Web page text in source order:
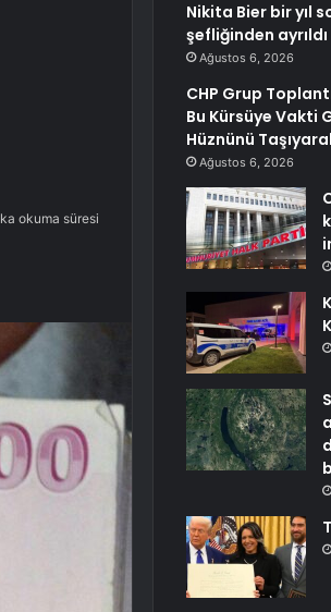
okuma süresi
Nikita Bier bir yıl
şefliğinden ayrıldı
Ağustos 6, 2026
CHP Grup
Bu Kürsüye Vakti
Hüznünü
Ağustos 6, 2026